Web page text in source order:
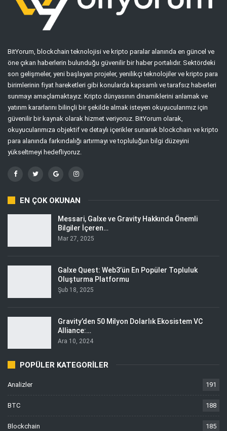
BitYorum, blockchain teknolojisi ve kripto paralar alanında en güncel ve
öne çıkan haberlerin bulunduğu güvenilir bir haber portalıdır. Sektördeki
son gelişmeler, yeni başlayan projeler, yenilikçi teknolojiler ve kripto para
birimlerinin fiyat hareketleri gibi konularda kapsamlı ve tarafsız haberleri
sunmayı amaçlamaktayız. Kripto dünyasının dinamiklerini anlamak ve
yatırım kararlarını bilinçli bir şekilde almak isteyen okuyucularımız için
güvenilir bir kaynak olarak hizmet veriyoruz. BitYorum olarak,
okuyucularımıza objektif ve detaylı içerikler sunarak blockchain ve kripto
para alanında farkındalığı artırmayı ve topluluğun bilgi düzeyini
yükseltmeyi hedefliyoruz.
EN ÇOK OKUNAN
Messari, Galxe ve Gravity Hakkında Önemli
Bilgiler İçeren…
Mar 27, 2025
Galxe Quest: Web3’ün En Popüler Topluluk
Oluşturma Platformu
Şub 18, 2025
Gravity’den 50 Milyon Dolarlık Ekosistem VC
Alliance:…
Ara 10, 2024
POPÜLER KATEGORILER
Analizler 191
BTC 188
Blockchain 185